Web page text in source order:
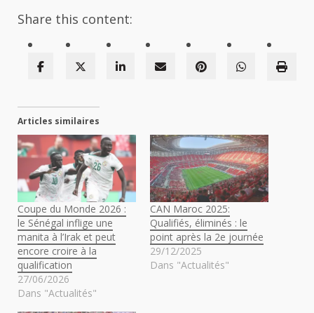
Share this content:
Articles similaires
Coupe du Monde 2026 :
le Sénégal inflige une
manita à l’Irak et peut
encore croire à la
qualification
27/06/2026
Dans "Actualités"
CAN Maroc 2025:
Qualifiés, éliminés : le
point après la 2e journée
29/12/2025
Dans "Actualités"